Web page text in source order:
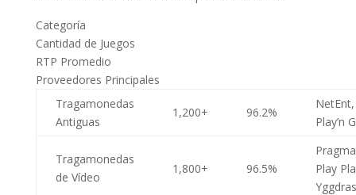
Categoría
Cantidad de Juegos
RTP Promedio
Proveedores Principales
Tragamonedas
Antiguas
1,200+ 96.2%
NetEnt,
Play’n
Tragamonedas
de Vídeo
1,800+ 96.5%
Play